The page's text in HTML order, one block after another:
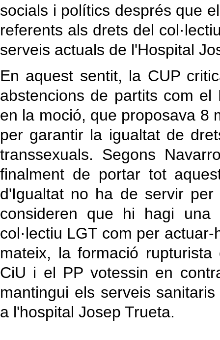
socials i polítics després que
referents als drets del
serveis actuals de l'Hospital
En aquest sentit, la CUP
abstencions de partits com
en la moció, que proposava 8
per garantir la igualtat de
transsexuals. Segons
finalment de portar tot
d'Igualtat no ha de servir
consideren que hi hagi una
col·lectiu LGT com per
mateix, la formació
CiU i el PP votessin en
mantingui els serveis
a l'hospital Josep Trueta.